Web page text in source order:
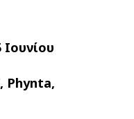
Ιουνίου
Phynta,